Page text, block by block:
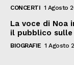
CONCERTI 1 Agosto
La voce di Noa
il pubblico sulle
BIOGRAFIE 1 Agosto